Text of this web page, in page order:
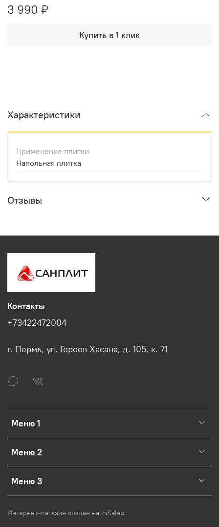
3 990 ₽
Купить в 1 клик
Характеристики
Применение плитки
Напольная плитка
Отзывы
Меню 1
Меню 2
Меню 3
Контакты
+73422472004
г. Пермь, ул. Героев Хасана, д. 105, к. 71
Интернет-магазин создан на inSales